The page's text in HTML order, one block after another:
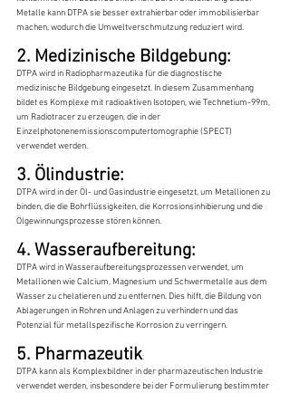
Metalle kann DTPA sie besser extrahierbar oder immobilisierbar
machen, wodurch die Umweltverschmutzung reduziert wird.
2. Medizinische Bildgebung:
DTPA wird in Radiopharmazeutika für die diagnostische
medizinische Bildgebung eingesetzt. In diesem Zusammenhang
bildet es Komplexe mit radioaktiven Isotopen, wie Technetium-99m,
um Radiotracer zu erzeugen, die in der
Einzelphotonenemissionscomputertomographie (SPECT)
verwendet werden.
3. Ölindustrie:
DTPA wird in der Öl- und Gasindustrie eingesetzt, um Metallionen zu
binden, die die Bohrflüssigkeiten, die Korrosionsinhibierung und die
Ölgewinnungsprozesse stören können.
4. Wasseraufbereitung:
DTPA wird in Wasseraufbereitungsprozessen verwendet, um
Metallionen wie Calcium, Magnesium und Schwermetalle aus dem
Wasser zu chelatieren und zu entfernen. Dies hilft, die Bildung von
Ablagerungen in Rohren und Anlagen zu verhindern und das
Potenzial für metallspezifische Korrosion zu verringern.
5. Pharmazeutik:
DTPA kann als Komplexbildner in der pharmazeutischen Industrie
verwendet werden, insbesondere bei der Formulierung bestimmter